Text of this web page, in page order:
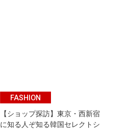
FASHION
【ショップ探訪】東京・西新宿
に知る人ぞ知る韓国セレクトシ